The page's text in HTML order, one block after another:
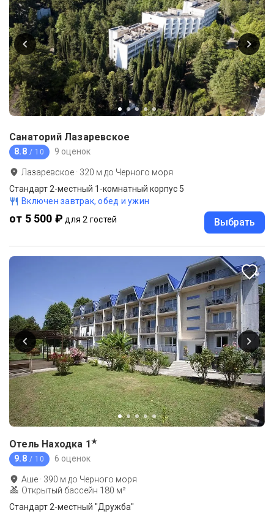
Санаторий Лазаревское
8.8 / 10 9 оценок
Лазаревское · 320 м до Черного моря
Стандарт 2-местный 1-комнатный корпус 5
Включен завтрак, обед и ужин
от 5 500 ₽ для 2 гостей Выбрать
Отель Находка 1★
9.8 / 10 6 оценок
Аше · 390 м до Черного моря
Открытый бассейн 180 м²
Стандарт 2-местный "Дружба"